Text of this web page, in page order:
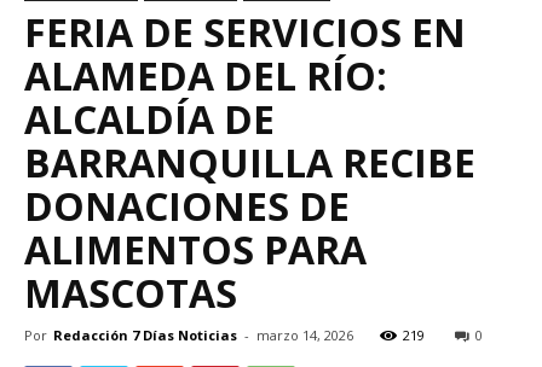
FERIA DE SERVICIOS EN
ALAMEDA DEL RÍO:
ALCALDÍA DE
BARRANQUILLA RECIBE
DONACIONES DE
ALIMENTOS PARA
MASCOTAS
Por Redacción 7 Días Noticias - marzo 14, 2026 219 0